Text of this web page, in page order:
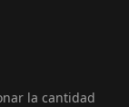
la cantidad